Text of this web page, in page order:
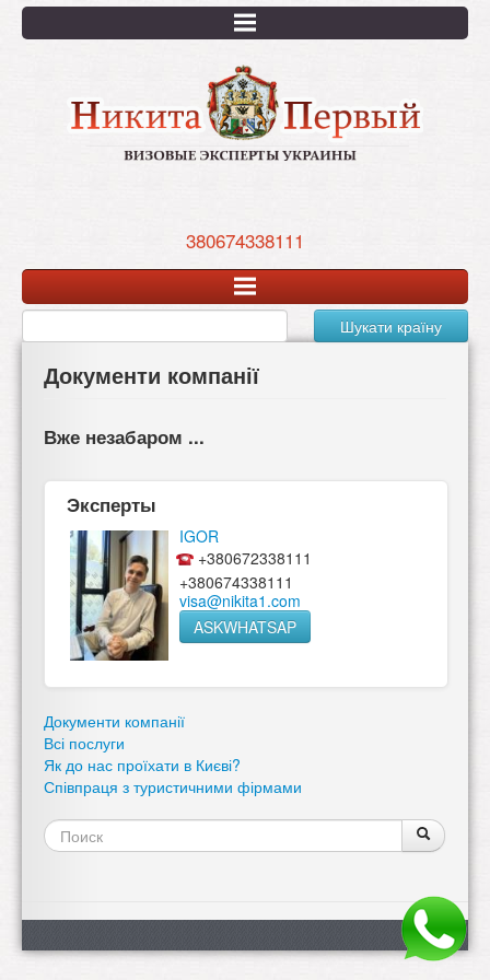
Перейти
основному
380674338111
Шукати країну
Документи компанії
Вже незабаром ...
Эксперты
IGOR
+380672338111
+380674338111
visa@nikita1.com
ASKWHATSAP
Документи компанії
Всі послуги
Як до нас проїхати в Києві?
Співпраця з туристичними фірмами
Форма
поиска
Поиск